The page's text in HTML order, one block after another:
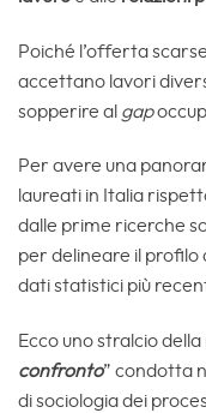
Poiché l’offerta
accettano lavori
sopperire al gap
Per avere una
laureati in Italia
dalle prime ricerche
per delineare il profilo
dati statistici più
Ecco uno stralcio della
confronto” condotta
di sociologia dei